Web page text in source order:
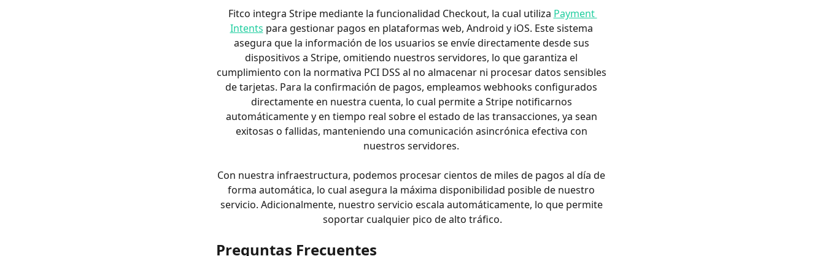
Fitco integra Stripe mediante la funcionalidad Checkout, la cual utiliza Payment
Intents para gestionar pagos en plataformas web, Android y iOS. Este sistema
asegura que la información de los usuarios se envíe directamente desde sus
dispositivos a Stripe, omitiendo nuestros servidores, lo que garantiza el
cumplimiento con la normativa PCI DSS al no almacenar ni procesar datos sensibles
de tarjetas. Para la confirmación de pagos, empleamos webhooks configurados
directamente en nuestra cuenta, lo cual permite a Stripe notificarnos
automáticamente y en tiempo real sobre el estado de las transacciones, ya sean
exitosas o fallidas, manteniendo una comunicación asincrónica efectiva con
nuestros servidores.
Con nuestra infraestructura, podemos procesar cientos de miles de pagos al día de
forma automática, lo cual asegura la máxima disponibilidad posible de nuestro
servicio. Adicionalmente, nuestro servicio escala automáticamente, lo que permite
soportar cualquier pico de alto tráfico.
Preguntas Frecuentes